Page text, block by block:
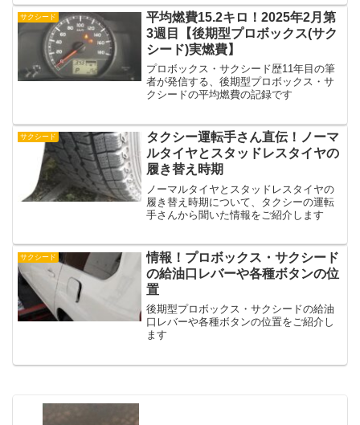
サクシード
平均燃費15.2キロ！2025年2月第
3週目【後期型プロボックス(サク
シード)実燃費】
プロボックス・サクシード歴11年目の筆
者が発信する、後期型プロボックス・サ
クシードの平均燃費の記録です
サクシード
タクシー運転手さん直伝！ノーマ
ルタイヤとスタッドレスタイヤの
履き替え時期
ノーマルタイヤとスタッドレスタイヤの
履き替え時期について、タクシーの運転
手さんから聞いた情報をご紹介します
サクシード
情報！プロボックス・サクシード
の給油口レバーや各種ボタンの位
置
後期型プロボックス・サクシードの給油
口レバーや各種ボタンの位置をご紹介し
ます